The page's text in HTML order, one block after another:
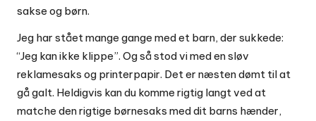
sakse og børn.
Jeg har stået mange gange med et barn, der sukkede:
“Jeg kan ikke klippe”. Og så stod vi med en sløv
reklamesaks og printerpapir. Det er næsten dømt til at
gå galt. Heldigvis kan du komme rigtig langt ved at
matche den rigtige børnesaks med dit barns hænder,